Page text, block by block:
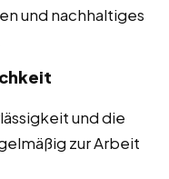
und nachhaltiges
und die
zur Arbeit